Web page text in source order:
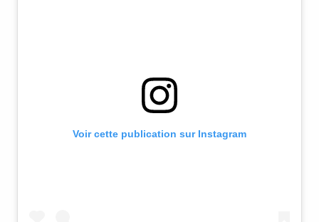
Voir cette publication sur Instagram